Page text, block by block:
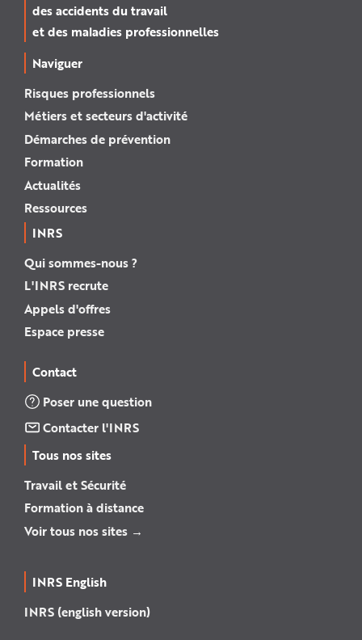
des accidents du travail
et des maladies professionnelles
Naviguer
Risques professionnels
Métiers et secteurs d'activité
Démarches de prévention
Formation
Actualités
Ressources
INRS
Qui sommes-nous ?
L'INRS recrute
Appels d'offres
Espace presse
Contact
Poser une question
Contacter l'INRS
Tous nos sites
Travail et Sécurité
Formation à distance
Voir tous nos sites →
INRS English
INRS (english version)